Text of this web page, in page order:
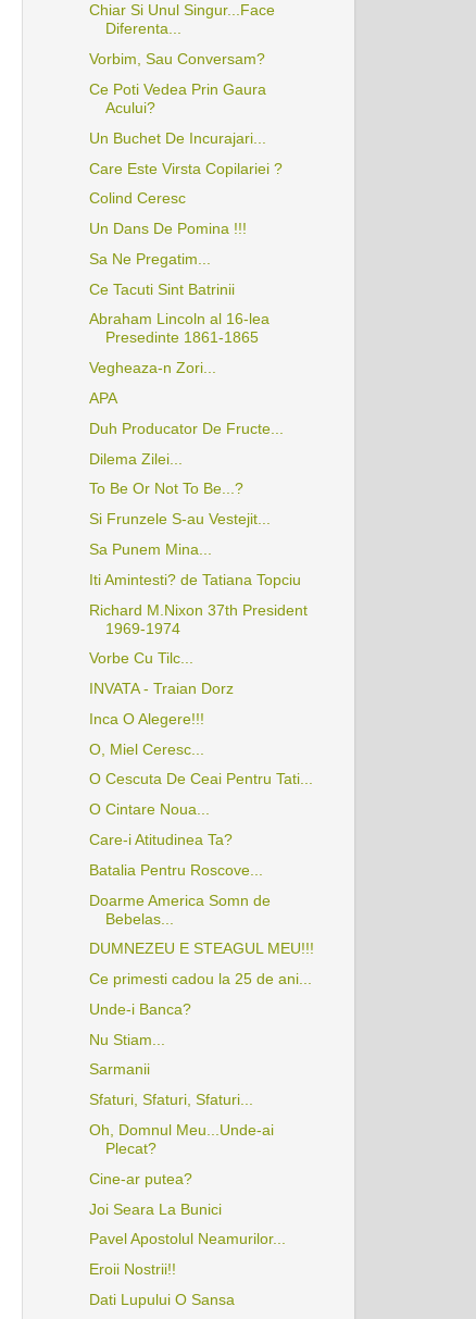
Chiar Si Unul Singur...Face
Diferenta...
Vorbim, Sau Conversam?
Ce Poti Vedea Prin Gaura
Acului?
Un Buchet De Incurajari...
Care Este Virsta Copilariei ?
Colind Ceresc
Un Dans De Pomina !!!
Sa Ne Pregatim...
Ce Tacuti Sint Batrinii
Abraham Lincoln al 16-lea
Presedinte 1861-1865
Vegheaza-n Zori...
APA
Duh Producator De Fructe...
Dilema Zilei...
To Be Or Not To Be...?
Si Frunzele S-au Vestejit...
Sa Punem Mina...
Iti Amintesti? de Tatiana Topciu
Richard M.Nixon 37th President
1969-1974
Vorbe Cu Tilc...
INVATA - Traian Dorz
Inca O Alegere!!!
O, Miel Ceresc...
O Cescuta De Ceai Pentru Tati...
O Cintare Noua...
Care-i Atitudinea Ta?
Batalia Pentru Roscove...
Doarme America Somn de
Bebelas...
DUMNEZEU E STEAGUL MEU!!!
Ce primesti cadou la 25 de ani...
Unde-i Banca?
Nu Stiam...
Sarmanii
Sfaturi, Sfaturi, Sfaturi...
Oh, Domnul Meu...Unde-ai
Plecat?
Cine-ar putea?
Joi Seara La Bunici
Pavel Apostolul Neamurilor...
Eroii Nostrii!!
Dati Lupului O Sansa